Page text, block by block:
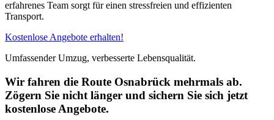
erfahrenes Team sorgt für einen stressfreien und effizienten
Transport.
Kostenlose Angebote erhalten!
Umfassender Umzug, verbesserte Lebensqualität.
Wir fahren die Route Osnabrück mehrmals ab.
Zögern Sie nicht länger und sichern Sie sich jetzt
kostenlose Angebote.